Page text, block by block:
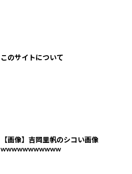
このサイトについて
【画像】吉岡里帆のシコい画像
wwwwwwwwwww